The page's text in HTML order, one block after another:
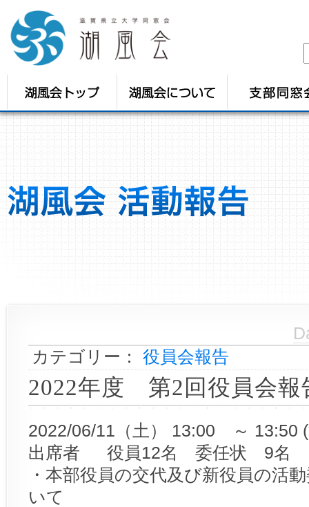
カテゴリー： 役員会報告
2022年度 第2回役員会報
2022/06/11（土） 13:00 ～ 13:50
出席者 役員12名 委任状 9
・本部役員の交代及び新役員の活
いて